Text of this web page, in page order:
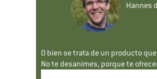
Hannes
O bien se trata de un producto
No te desanimes, porque te